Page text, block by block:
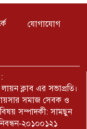
উদ্যোগে সুধী
প্রধান অতিথি হিসেবে
খুলনা জেলার পুলিশ সুপার
অঙ্গরাজ্যের টুইন
তিনজন নিহত
বাহিনীর বিরুদ্ধে
ঘৃণিত
রাজশাহী কারাগার এর
জহুরুল।
যোগাযোগ
ক্লাব এর সভাপ্রতি।
সমাজ সেবক ও
সম্পাদকী: সামছুন
২০১০০১২১